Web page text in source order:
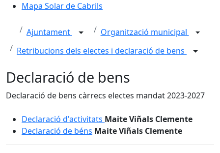
Mapa Solar de Cabrils
Ajuntament
Organització municipal
Retribucions dels electes i declaració de bens
Declaració de bens
Declaració de bens càrrecs electes mandat 2023-2027
Declaració d'activitats Maite Viñals Clemente
Declaració de béns Maite Viñals Clemente